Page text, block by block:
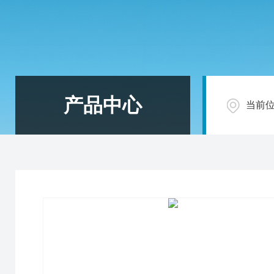
产品中心 当前